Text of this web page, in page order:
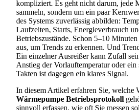
kompliziert. Es geht nicht darum, jede
sammeln, sondern um ein paar
des Systems zuverlässig abbilden:
Laufzeiten, Starts, Energieverbrauch
Betriebszustände. Schon 5–10
aus, um Trends zu erkennen. Und
Ein einzelner Ausreißer kann Zufall
Anstieg der Vorlauftemperatur oder ein
Takten ist dagegen ein klares Signal.
In diesem Artikel erfahren Sie, welche
Wärmepumpe Betriebsprotokoll
sinnvoll erfassen, wie oft Sie messen